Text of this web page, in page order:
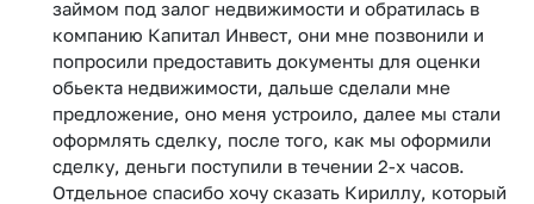
займом под залог недвижимости и обратилась в
компанию Капитал Инвест, они мне позвонили и
попросили предоставить документы для оценки
обьекта недвижимости, дальше сделали мне
предложение, оно меня устроило, далее мы стали
оформлять сделку, после того, как мы оформили
сделку, деньги поступили в течении 2-х часов.
Отдельное спасибо хочу сказать Кириллу, который